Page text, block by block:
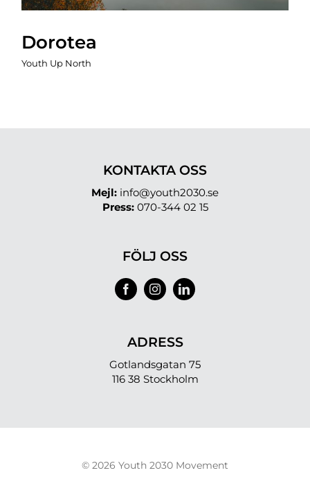
Dorotea
Youth Up North
KONTAKTA OSS
Mejl: info@youth2030.se
Press:070-344 02 15
FÖLJ OSS
ADRESS
Gotlandsgatan 75
116 38 Stockholm
© 2026 Youth 2030 Movement